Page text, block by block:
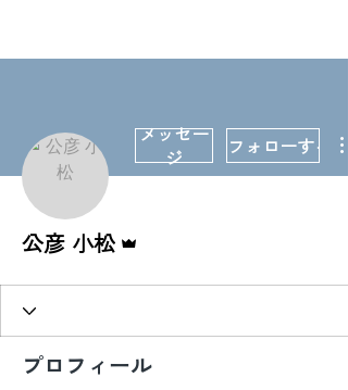
メッセー
ジ
フォローする
公彦 小松
プロフィール